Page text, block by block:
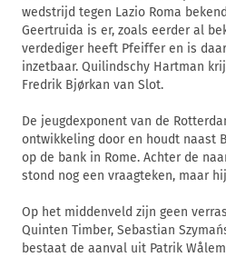
wedstrijd tegen Lazio Roma
Geertruida is er, zoals eerder al
verdediger heeft Pfeiffer en is
inzetbaar. Quilindschy Hartman
Fredrik Bjørkan van Slot.
De jeugdexponent van de
ontwikkeling door en houdt naast
op de bank in Rome. Achter de
stond nog een vraagteken, maar
Op het middenveld zijn geen
Quinten Timber, Sebastian
bestaat de aanval uit Patrik